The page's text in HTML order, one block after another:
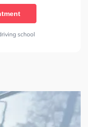
school